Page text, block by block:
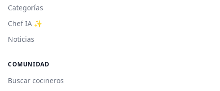
Categorías
Chef IA ✨
Noticias
COMUNIDAD
Buscar cocineros